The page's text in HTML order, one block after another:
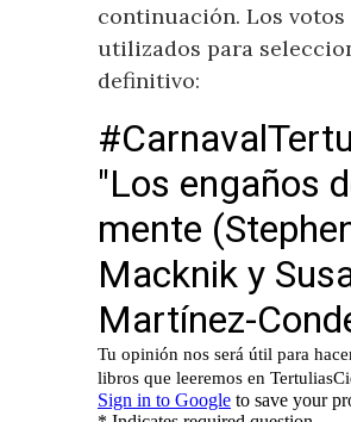
continuación. Los votos
utilizados para
definitivo: